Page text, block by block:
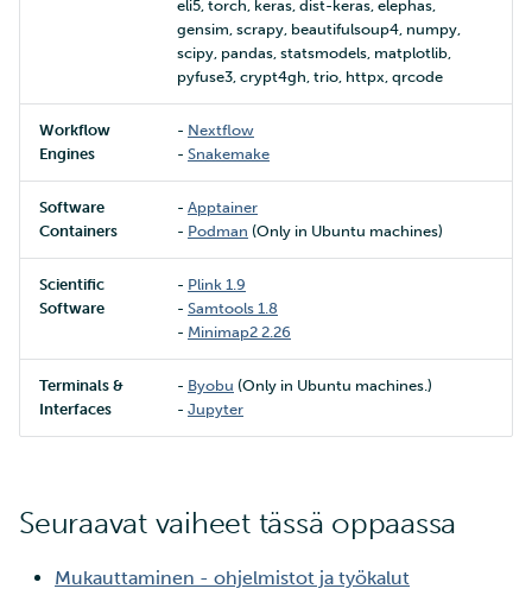
eli5, torch, keras, dist-keras, elephas,
gensim, scrapy, beautifulsoup4, numpy,
scipy, pandas, statsmodels, matplotlib,
pyfuse3, crypt4gh, trio, httpx, qrcode
Workflow
Engines
- Nextflow
- Snakemake
Software
Containers
- Apptainer
- Podman (Only in Ubuntu machines)
Scientific
Software
- Plink 1.9
- Samtools 1.8
- Minimap2 2.26
Terminals &
Interfaces
- Byobu (Only in Ubuntu machines.)
- Jupyter
Seuraavat vaiheet tässä oppaassa
Mukauttaminen - ohjelmistot ja työkalut